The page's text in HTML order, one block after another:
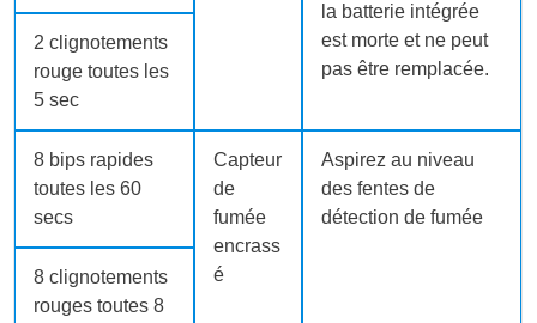
la batterie intégrée
est morte et ne peut
pas être remplacée.
2 clignotements
rouge toutes les
5 sec
8 bips rapides
toutes les 60
secs
Capteur
de
fumée
encrass
é
Aspirez au niveau
des fentes de
détection de fumée
8 clignotements
rouges toutes 8